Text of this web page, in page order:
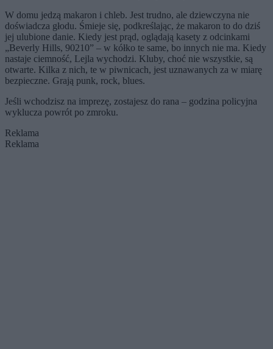
W domu jedzą makaron i chleb. Jest trudno, ale dziewczyna nie
doświadcza głodu. Śmieje się, podkreślając, że makaron to do dziś
jej ulubione danie. Kiedy jest prąd, oglądają kasety z odcinkami
„Beverly Hills, 90210” – w kółko te same, bo innych nie ma. Kiedy
nastaje ciemność, Lejla wychodzi. Kluby, choć nie wszystkie, są
otwarte. Kilka z nich, te w piwnicach, jest uznawanych za w miarę
bezpieczne. Grają punk, rock, blues.
Jeśli wchodzisz na imprezę, zostajesz do rana – godzina policyjna
wyklucza powrót po zmroku.
Reklama
Reklama